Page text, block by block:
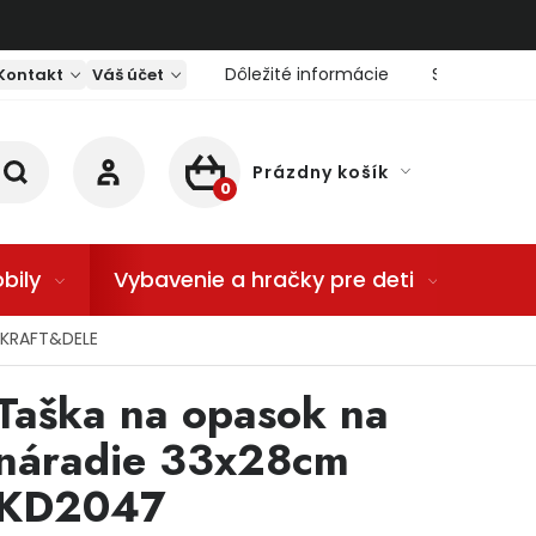
Váš účet Dôležité informácie Servis
NÁKUPNÝ KOŠÍK
Prázdny košík
Vybavenie a hračky pre deti
na opasok na
33x28cm